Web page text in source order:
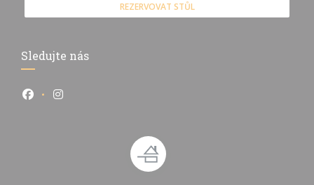
REZERVOVAT STŮL
Sledujte nás
Facebook ((otevře se v novém okně))
Instagram ((otevře se v novém okně))